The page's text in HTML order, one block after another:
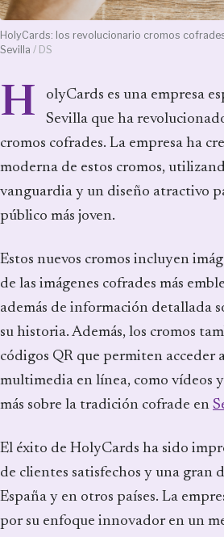
HolyCards: los revolucionario cromos
Sevilla / DS
H
olyCards es una empresa
Sevilla que ha
cromos cofrades. La empresa ha
moderna de estos cromos,
vanguardia y un diseño atractivo
público más joven.
Estos nuevos cromos incluyen
de las imágenes cofrades más
además de información detallada
su historia. Además, los cromos
códigos QR que permiten acceder
multimedia en línea, como vídeos
más sobre la tradición cofrade en
El éxito de HolyCards ha sido
de clientes satisfechos y una gran
España y en otros países. La
por su enfoque innovador en un